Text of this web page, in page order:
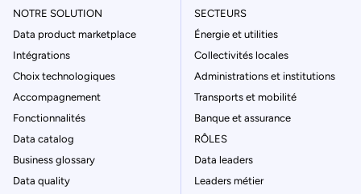
NOTRE SOLUTION
Data product marketplace
Intégrations
Choix technologiques
Accompagnement
Fonctionnalités
Data catalog
Business glossary
Data quality
SECTEURS
Énergie et utilities
Collectivités locales
Administrations et institutions
Transports et mobilité
Banque et assurance
RÔLES
Data leaders
Leaders métier